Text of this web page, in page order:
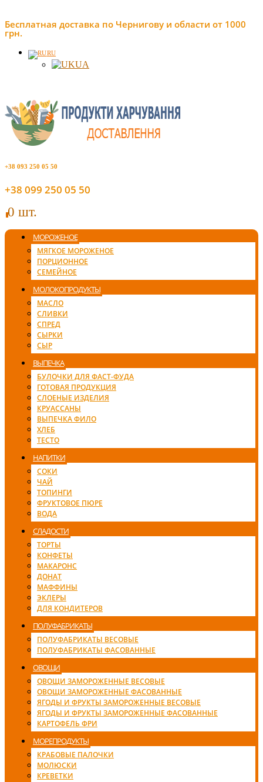
Бесплатная доставка по Чернигову и области от 1000
грн.
RU
UA
+38 093 250 05 50
+38 099 250 05 50
00 шт.
МОРОЖЕНОЕ
МЯГКОЕ МОРОЖЕНОЕ
ПОРЦИОННОЕ
СЕМЕЙНОЕ
МОЛОКОПРОДУКТЫ
МАСЛО
СЛИВКИ
СПРЕД
СЫРКИ
СЫР
ВЫПЕЧКА
БУЛОЧКИ ДЛЯ ФАСТ-ФУДА
ГОТОВАЯ ПРОДУКЦИЯ
СЛОЕНЫЕ ИЗДЕЛИЯ
КРУАССАНЫ
ВЫПЕЧКА ФИЛО
ХЛЕБ
ТЕСТО
НАПИТКИ
СОКИ
ЧАЙ
ТОПИНГИ
ФРУКТОВОЕ ПЮРЕ
ВОДА
СЛАДОСТИ
ТОРТЫ
КОНФЕТЫ
МАКАРОНС
ДОНАТ
МАФФИНЫ
ЭКЛЕРЫ
ДЛЯ КОНДИТЕРОВ
ПОЛУФАБРИКАТЫ
ПОЛУФАБРИКАТЫ ВЕСОВЫЕ
ПОЛУФАБРИКАТЫ ФАСОВАННЫЕ
ОВОЩИ
ОВОЩИ ЗАМОРОЖЕННЫЕ ВЕСОВЫЕ
ОВОЩИ ЗАМОРОЖЕННЫЕ ФАСОВАННЫЕ
ЯГОДЫ И ФРУКТЫ ЗАМОРОЖЕННЫЕ ВЕСОВЫЕ
ЯГОДЫ И ФРУКТЫ ЗАМОРОЖЕННЫЕ ФАСОВАННЫЕ
КАРТОФЕЛЬ ФРИ
МОРЕПРОДУКТЫ
КРАБОВЫЕ ПАЛОЧКИ
МОЛЮСКИ
КРЕВЕТКИ